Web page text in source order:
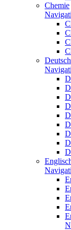
Chemie
Deutsch